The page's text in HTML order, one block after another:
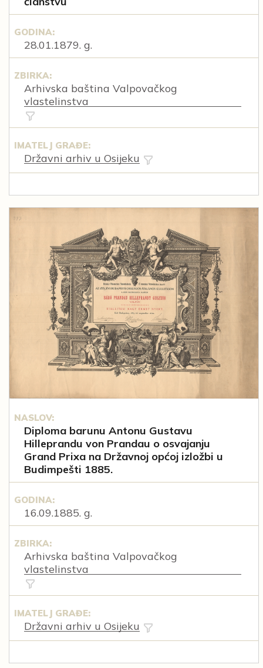
GODINA:
28.01.1879. g.
ZBIRKA:
Arhivska baština Valpovačkog
vlastelinstva
IMATELJ GRAĐE:
Državni arhiv u Osijeku
NASLOV:
Diploma barunu Antonu Gustavu
Hilleprandu von Prandau o osvajanju
Grand Prixa na Državnoj općoj izložbi u
Budimpešti 1885.
GODINA:
16.09.1885. g.
ZBIRKA:
Arhivska baština Valpovačkog
vlastelinstva
IMATELJ GRAĐE:
Državni arhiv u Osijeku